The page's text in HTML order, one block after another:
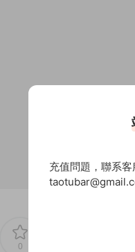
0
充值問題，聯系客